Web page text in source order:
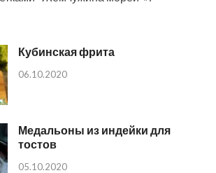
Кубинская фрита
06.10.2020
Медальоны из индейки для
тостов
05.10.2020